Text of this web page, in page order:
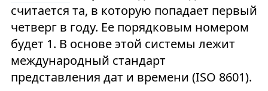
считается та, в которую попадает первый
четверг в году. Ее порядковым номером
будет 1. В основе этой системы лежит
международный стандарт
представления дат и времени (ISO 8601).